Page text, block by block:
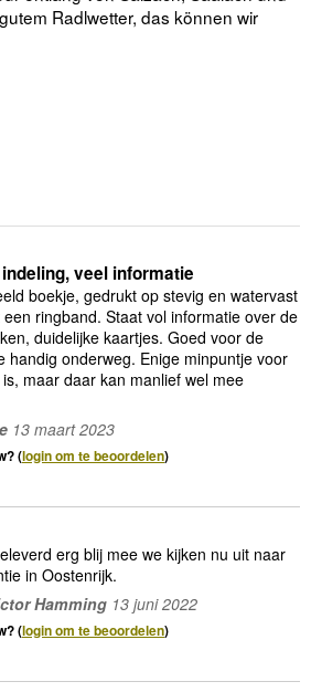
Radlwetter, das können wir
veel informatie
boekje, gedrukt op stevig en watervast
ringband. Staat vol informatie over de
duidelijke kaartjes. Goed voor de
handig onderweg. Enige minpuntje voor
maar daar kan manlief wel mee
13 maart 2023
(login om te beoordelen)
erg blij mee we kijken nu uit naar
in Oostenrijk.
Hamming 13 juni 2022
(login om te beoordelen)